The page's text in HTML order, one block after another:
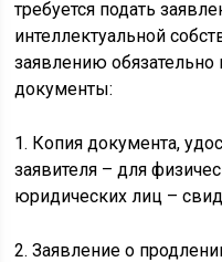
требуется подать
интеллектуальной
заявлению
документы:
1. Копия документа,
заявителя – для
юридических лиц –
2. Заявление о